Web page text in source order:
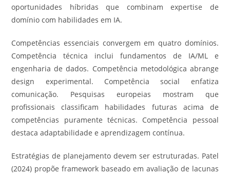
oportunidades híbridas que combinam expertise de
domínio com habilidades em IA.
Competências essenciais convergem em quatro domínios.
Competência técnica inclui fundamentos de IA/ML e
engenharia de dados. Competência metodológica abrange
design experimental. Competência social enfatiza
comunicação. Pesquisas europeias mostram que
profissionais classificam habilidades futuras acima de
competências puramente técnicas. Competência pessoal
destaca adaptabilidade e aprendizagem contínua.
Estratégias de planejamento devem ser estruturadas. Patel
(2024) propõe framework baseado em avaliação de lacunas